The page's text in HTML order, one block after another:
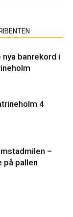
banrekord i
4
–
på pallen